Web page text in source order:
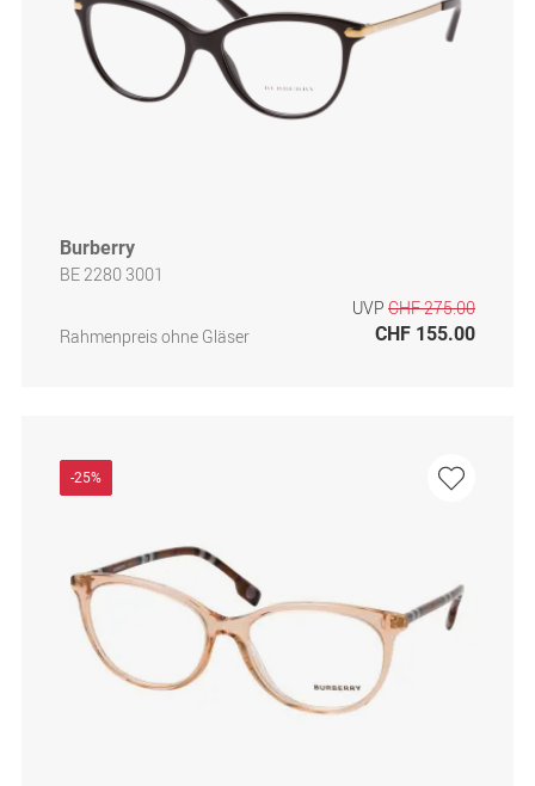
Burberry
BE 2280 3001
Rahmenpreis ohne Gläser
UVP CHF 275.00
CHF 155.00
-25%